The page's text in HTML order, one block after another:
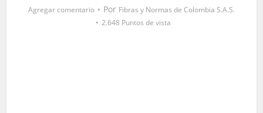
Agregar comentario Por Fibras y Normas de Colombia S.A.S.
2.648 Puntos de vista